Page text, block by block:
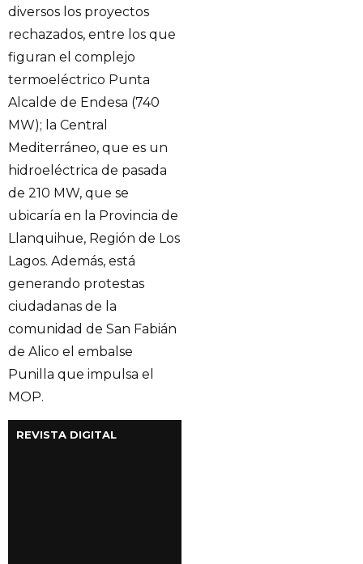
diversos los proyectos
rechazados, entre los que
figuran el complejo
termoeléctrico Punta
Alcalde de Endesa (740
MW); la Central
Mediterráneo, que es un
hidroeléctrica de pasada
de 210 MW, que se
ubicaría en la Provincia de
Llanquihue, Región de Los
Lagos. Además, está
generando protestas
ciudadanas de la
comunidad de San Fabián
de Alico el embalse
Punilla que impulsa el
MOP.
REVISTA DIGITAL